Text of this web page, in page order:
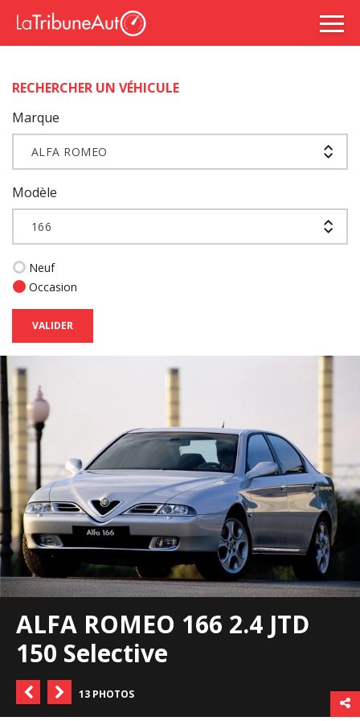
RECHERCHER UN VÉHICULE
Marque
ALFA ROMEO
Modèle
166
Neuf
Occasion
VALIDER
ALFA ROMEO 166 2.4 JTD
150 Selective
13 PHOTOS